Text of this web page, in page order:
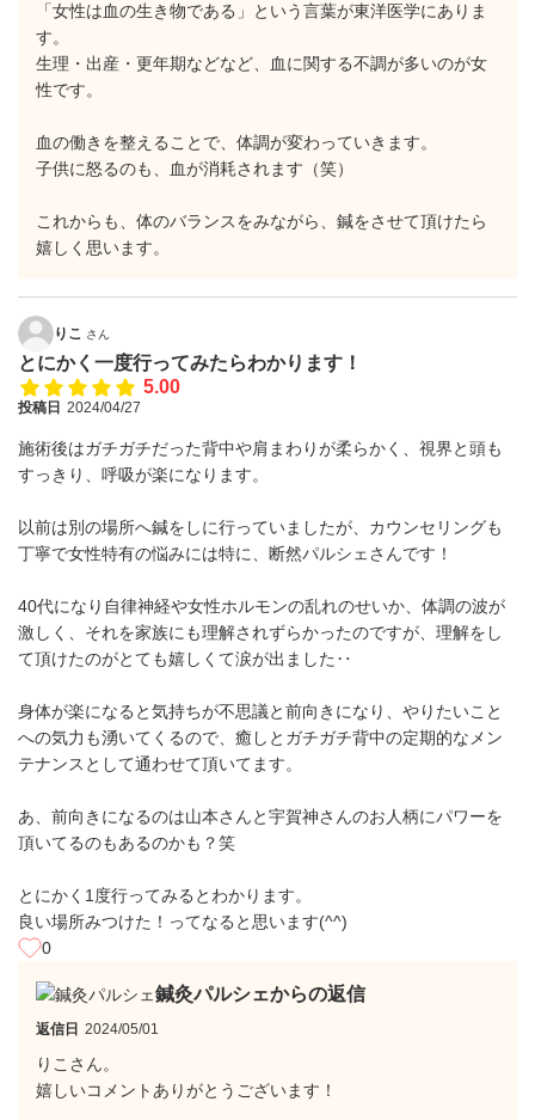
「女性は血の生き物である」という言葉が東洋医学にありま
す。
生理・出産・更年期などなど、血に関する不調が多いのが女
性です。
血の働きを整えることで、体調が変わっていきます。
子供に怒るのも、血が消耗されます（笑）
これからも、体のバランスをみながら、鍼をさせて頂けたら
嬉しく思います。
りこ さん
とにかく一度行ってみたらわかります！
5.00
投稿日 2024/04/27
施術後はガチガチだった背中や肩まわりが柔らかく、視界と頭も
すっきり、呼吸が楽になります。
以前は別の場所へ鍼をしに行っていましたが、カウンセリングも
丁寧で女性特有の悩みには特に、断然パルシェさんです！
40代になり自律神経や女性ホルモンの乱れのせいか、体調の波が
激しく、それを家族にも理解されずらかったのですが、理解をし
て頂けたのがとても嬉しくて涙が出ました‥
身体が楽になると気持ちが不思議と前向きになり、やりたいこと
への気力も湧いてくるので、癒しとガチガチ背中の定期的なメン
テナンスとして通わせて頂いてます。
あ、前向きになるのは山本さんと宇賀神さんのお人柄にパワーを
頂いてるのもあるのかも？笑
とにかく1度行ってみるとわかります。
良い場所みつけた！ってなると思います(^^)
0
鍼灸パルシェからの返信
返信日 2024/05/01
りこさん。
嬉しいコメントありがとうございます！